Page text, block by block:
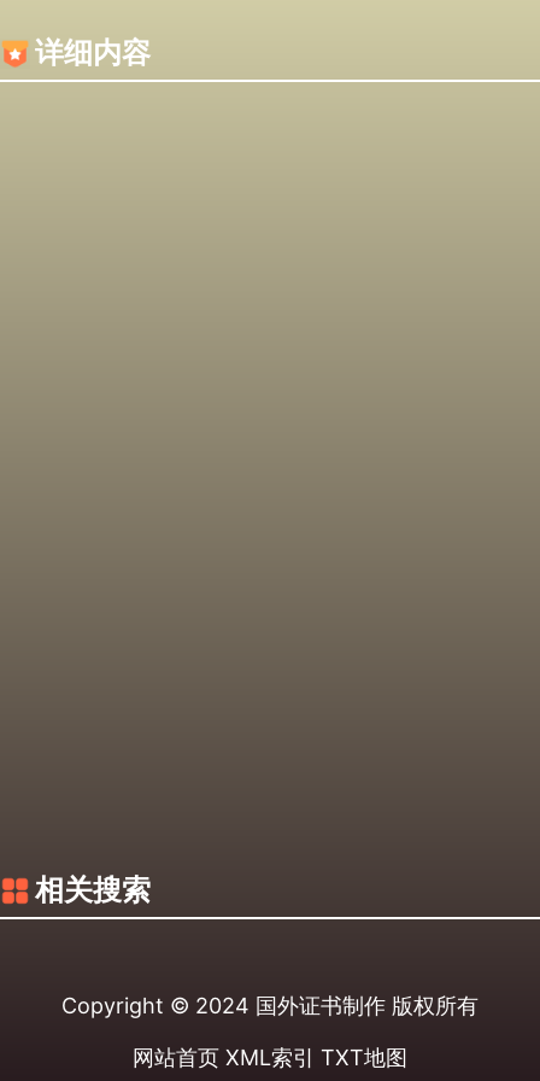
详细内容
相关搜索
Copyright © 2024 国外证书制作 版权所有
网站首页 XML索引 TXT地图